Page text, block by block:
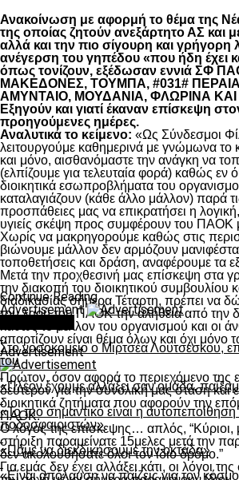
Ανακοίνωση με αφορμή το θέμα της
της οποίας ζητούν ανεξάρτητο ΑΣ και
αλλά και την πιο σίγουρη και γρήγορη
ανέγερση του γηπέδου «που ήδη έχει
όπως τονίζουν, εξέδωσαν εννιά ΣΦ
ΜΑΚΕΔΟΝΕΣ, ΤΟΥΜΠΑ, #031#
ΑΜΥΝΤΑΙΟ, ΜΟΥΔΑΝΙΑ, ΦΛΩΡΙΝΑ
Εξηγούν και γιατί έκαναν επίσκεψη
προηγούμενες ημέρες.
Αναλυτικά το κείμενο: «Ως Σύνδεσμοι
λειτουργούμε καθημερινά με γνώμωνα το
και μόνο, αισθανόμαστε την ανάγκη να
(ελπίζουμε για τελευταία φορά) καθώς
διοικητικά εσωπροβλήματα του
καταλαγιάζουν (κάθε άλλο μάλλον) παρά
προσπάθειες μας να επικρατήσει η
υγιείς σκέψη προς συμφέρουν του ΠΑΟΚ
Χωρίς να μακρηγορούμε καθώς στις
βιώνουμε μάλλον δεν αρμόζουν
τοποθετήσεις και δράση, αναφέρουμε τα
Μετά την προχθεσινή μας επίσκεψη στα
την διακοπή του διοικητικού συμβουλίου
διαδικασίας σήμερα Τέταρτη, πρέπει να
του λαού του ΠΑΟΚ την αλήθεια από την
καθώς το μέλλον του οργανισμού και οι
απαρτίζουν είναι θέμα όλων και όχι
Advertisement
Πρώτον, όσον αφορά το περιεχόμενο της
δεύτερον για την συνολική μας στάση και
διοικητικά ζητήματα που αφορούν την
ΠΑΟΚ.
Ο λόγος της επίσκεψης… απλός, “Κύριοι,
στήριξη παραμείνατε 15μελες μετά την
δεν ακολουθήσατε όλοι τον ίδιο δρόμο.”
Για εμάς δεν έχει αλλάξει κάτι, οι λόγοι
Continue Reading
Advertisement
Στο νοσοκομείο ο Μιρτσέα Λουτσέσκου,
του
«Πλέον έχουμε αλλάξει σαν ομάδα,
«Το πιο σημαντικό είναι η
ποδοσφαιριστών»
«Πάμε να διεκδικήσουμε την οκτάδα»
«Είναι απόλαυση να παίζεις για τον